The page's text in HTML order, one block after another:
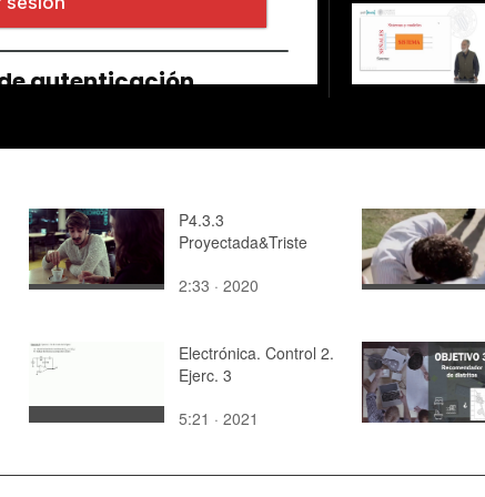
P4.3.3
Proyectada&Triste
2:33 · 2020
Electrónica. Control 2.
Ejerc. 3
5:21 · 2021